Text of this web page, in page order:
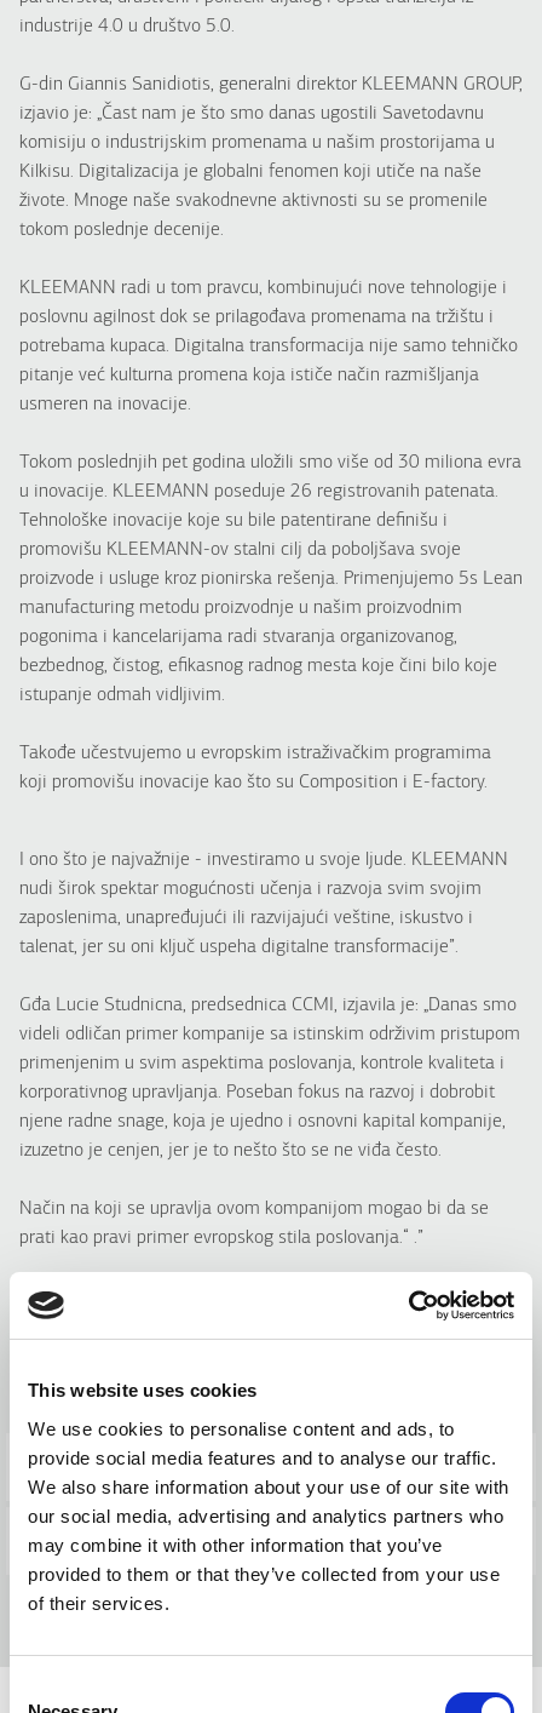
This website uses cookies
We use cookies to personalise content and ads, to
provide social media features and to analyse our traffic.
We also share information about your use of our site with
our social media, advertising and analytics partners who
may combine it with other information that you’ve
provided to them or that they’ve collected from your use
of their services.
industrije 4.0 u društvo 5.0.
G-din Giannis Sanidiotis, generalni direktor KLEEMANN GROUP,
izjavio je: „Čast nam je što smo danas ugostili Savetodavnu
komisiju o industrijskim promenama u našim prostorijama u
Kilkisu. Digitalizacija je globalni fenomen koji utiče na naše
živote. Mnoge naše svakodnevne aktivnosti su se promenile
tokom poslednje decenije.
KLEEMANN radi u tom pravcu, kombinujući nove tehnologije i
poslovnu agilnost dok se prilagođava promenama na tržištu i
potrebama kupaca. Digitalna transformacija nije samo tehničko
pitanje već kulturna promena koja ističe način razmišljanja
usmeren na inovacije.
Tokom poslednjih pet godina uložili smo više od 30 miliona evra
u inovacije. KLEEMANN poseduje 26 registrovanih patenata.
Tehnološke inovacije koje su bile patentirane definišu i
promovišu KLEEMANN-ov stalni cilj da poboljšava svoje
proizvode i usluge kroz pionirska rešenja. Primenjujemo 5s Lean
manufacturing metodu proizvodnje u našim proizvodnim
pogonima i kancelarijama radi stvaranja organizovanog,
bezbednog, čistog, efikasnog radnog mesta koje čini bilo koje
istupanje odmah vidljivim.
Takođe učestvujemo u evropskim istraživačkim programima
koji promovišu inovacije kao što su Composition i E-factory.
I ono što je najvažnije - investiramo u svoje ljude. KLEEMANN
nudi širok spektar mogućnosti učenja i razvoja svim svojim
zaposlenima, unapređujući ili razvijajući veštine, iskustvo i
talenat, jer su oni ključ uspeha digitalne transformacije”.
Gđa Lucie Studnicna, predsednica CCMI, izjavila je: „Danas smo
videli odličan primer kompanije sa istinskim održivim pristupom
primenjenim u svim aspektima poslovanja, kontrole kvaliteta i
korporativnog upravljanja. Poseban fokus na razvoj i dobrobit
njene radne snage, koja je ujedno i osnovni kapital kompanije,
izuzetno je cenjen, jer je to nešto što se ne viđa često.
Način na koji se upravlja ovom kompanijom mogao bi da se
prati kao pravi primer evropskog stila poslovanja.“ .”
Press releases
PREVIOUS POST
BACK TO NEWS
NEXT POST